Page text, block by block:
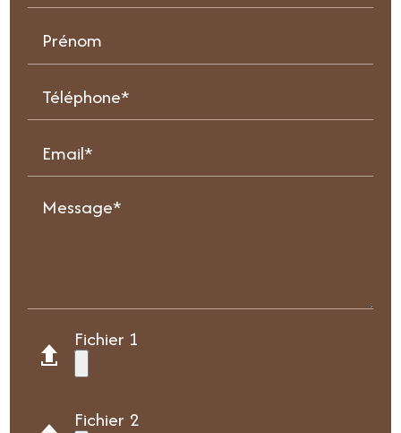
Prénom
Téléphone*
Email*
Message*
Fichier 1
Fichier 2